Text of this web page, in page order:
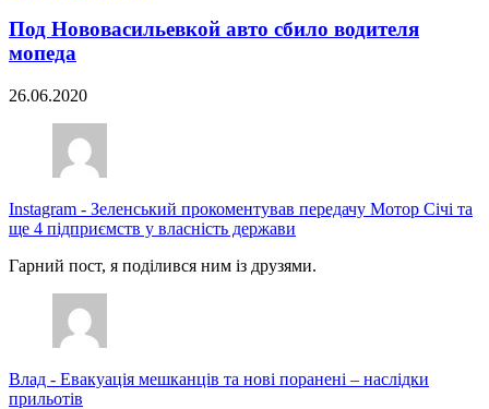
Под Нововасильевкой авто сбило водителя
мопеда
26.06.2020
Instagram - Зеленський прокоментував передачу Мотор Січі та
ще 4 підприємств у власність держави
Гарний пост, я поділився ним із друзями.
Влад - Евакуація мешканців та нові поранені – наслідки
прильотів